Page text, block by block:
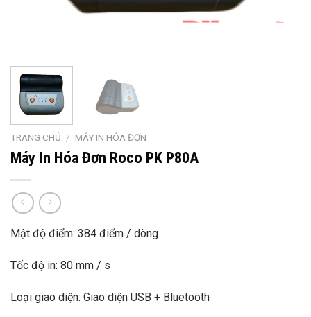
TRANG CHỦ / MÁY IN HÓA ĐƠN
Máy In Hóa Đơn Roco PK P80A
Mật độ điểm: 384 điểm / dòng
Tốc độ in: 80 mm / s
Loại giao diện: Giao diện USB + Bluetooth